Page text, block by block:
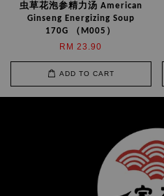
虫草花泡参精力汤 American
Ginseng Energizing Soup
170G （M005）
RM 23.90
ADD TO CART